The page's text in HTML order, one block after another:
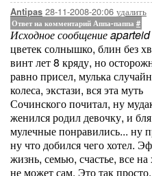
Antipas 28-11-2008-20:06 удалить
Ответ на комментарий Аппа-паппа #
Исходное сообщение aparteid
цветек солнышко, блин без
винт лет 8 кряду, но
равно присел, мулька
колеса, экстази, вся эта муть
Сочинского почитал, ну
женился родил девочку, и
мулечные понравились... ну
ну что добился чего хотел.
жизнь, семью, счастье, все
не может сам, Это так